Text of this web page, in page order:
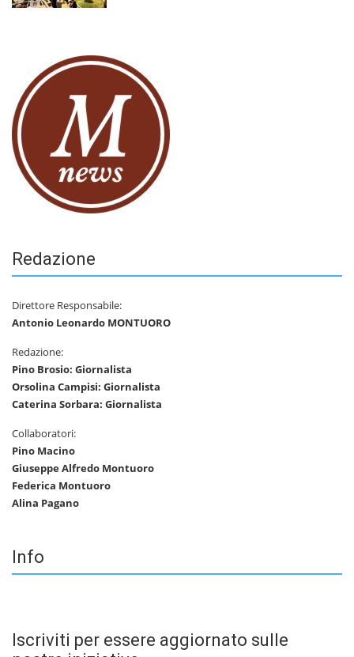
Redazione
Direttore Responsabile:
Antonio Leonardo MONTUORO
Redazione:
Pino Brosio: Giornalista
Orsolina Campisi: Giornalista
Caterina Sorbara: Giornalista
Collaboratori:
Pino Macino
Giuseppe Alfredo Montuoro
Federica Montuoro
Alina Pagano
Info
Iscriviti per essere aggiornato sulle